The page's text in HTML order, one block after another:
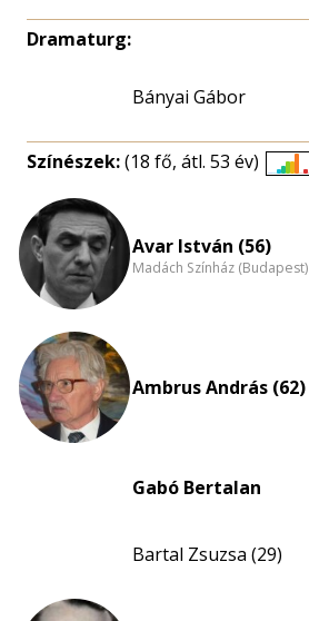
Dramaturg:
Bányai Gábor
Színészek:(18 fő, átl. 53 év)
Avar István (56)
Madách Színház (Budapest)
Ambrus András (62)
Gabó Bertalan
Bartal Zsuzsa (29)